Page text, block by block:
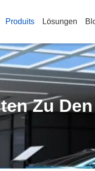
Produits Lösungen
Zu